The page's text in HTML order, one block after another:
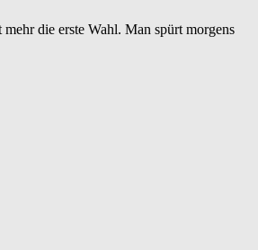
die erste Wahl. Man spürt morgens